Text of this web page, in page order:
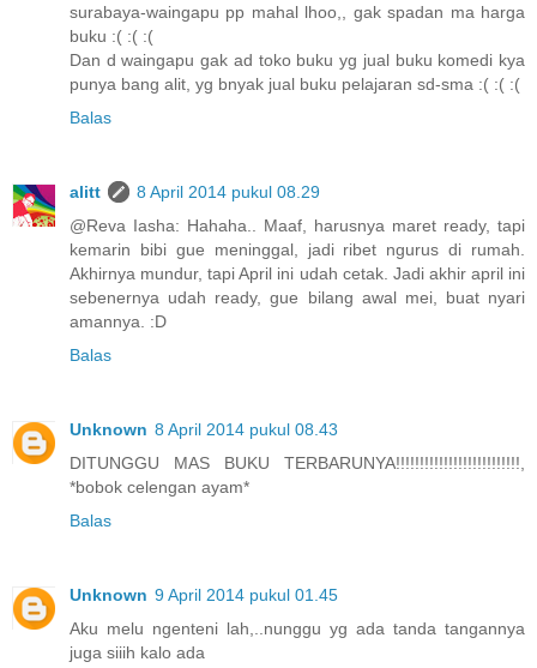
surabaya-waingapu pp mahal lhoo,, gak spadan ma harga
buku :( :( :(
Dan d waingapu gak ad toko buku yg jual buku komedi kya
punya bang alit, yg bnyak jual buku pelajaran sd-sma :( :( :(
Balas
alitt
8 April 2014 pukul 08.29
@Reva Iasha: Hahaha.. Maaf, harusnya maret ready, tapi
kemarin bibi gue meninggal, jadi ribet ngurus di rumah.
Akhirnya mundur, tapi April ini udah cetak. Jadi akhir april ini
sebenernya udah ready, gue bilang awal mei, buat nyari
amannya. :D
Balas
Unknown 8 April 2014 pukul 08.43
DITUNGGU MAS BUKU TERBARUNYA!!!!!!!!!!!!!!!!!!!!!!!!!!,
*bobok celengan ayam*
Balas
Unknown 9 April 2014 pukul 01.45
Aku melu ngenteni lah,..nunggu yg ada tanda tangannya
juga siiih kalo ada